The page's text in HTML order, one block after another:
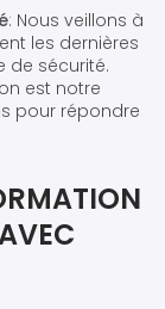
: Nous veillons à
les dernières
de sécurité.
est notre
pour répondre